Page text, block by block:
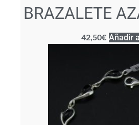
BRAZALETE
42,50€ Añadir